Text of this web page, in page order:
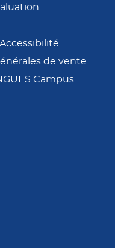
de vente
Campus